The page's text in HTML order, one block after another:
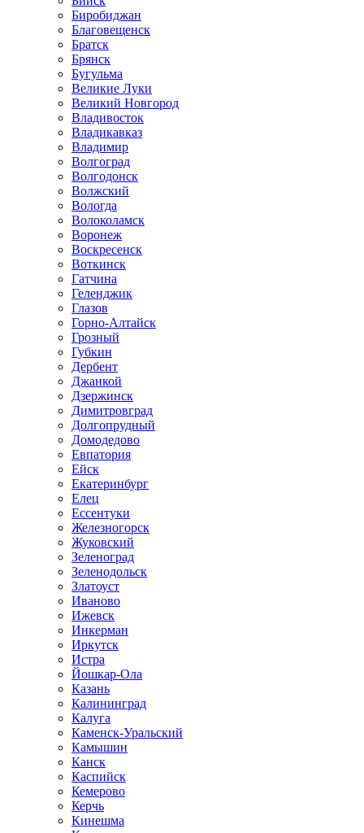
Биробиджан
Благовещенск
Братск
Брянск
Бугульма
Великие Луки
Великий Новгород
Владивосток
Владикавказ
Владимир
Волгоград
Волгодонск
Волжский
Вологда
Волоколамск
Воронеж
Воскресенск
Воткинск
Гатчина
Геленджик
Глазов
Горно-Алтайск
Грозный
Губкин
Дербент
Джанкой
Дзержинск
Димитровград
Долгопрудный
Домодедово
Евпатория
Ейск
Екатеринбург
Елец
Ессентуки
Железногорск
Жуковский
Зеленоград
Зеленодольск
Златоуст
Иваново
Ижевск
Инкерман
Иркутск
Истра
Йошкар-Ола
Казань
Калининград
Калуга
Каменск-Уральский
Камышин
Канск
Каспийск
Кемерово
Керчь
Кинешма